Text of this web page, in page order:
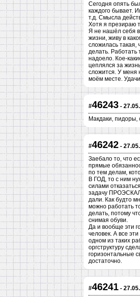
Сегодня опять
каждого бывает.
т.д. Смысла
Хотя я презираю
Я не нашёл себя
жизни, живу в
сложилась такая,
делать. Работать
надоело. Кое-
цеплялся за
сложится. У меня
моём месте.
#46243-
Макдаки, пидоры,
#46242-
Заебало то, что
прямые
по тем делам,
В ГОД, то с ним
силами
задачу
дали. Как будто
можно работать
делать, потому
снимая обуви.
Да и вообще эти
человек. А все
одном из таких
оргструктуру
горизонтальные
достаточно.
#46241-